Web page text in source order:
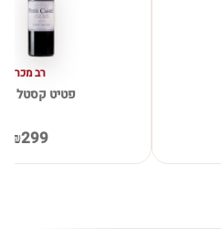
רב מכר
פטיט קסטל
₪299